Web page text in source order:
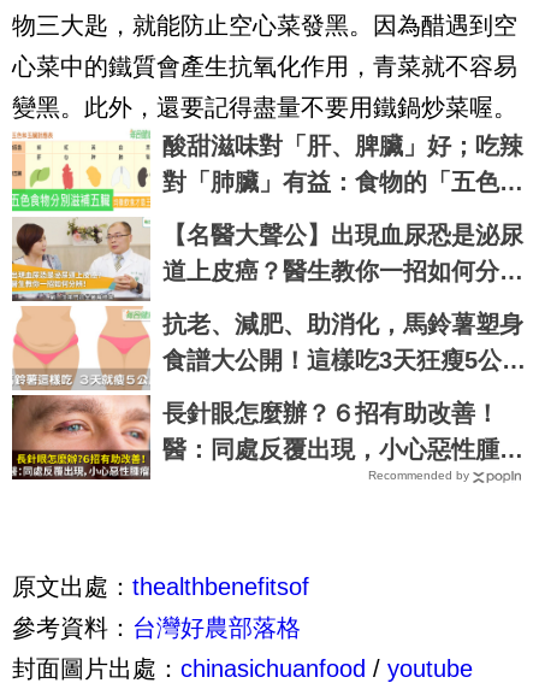
物三大匙，就能防止空心菜發黑。因為醋遇到空
心菜中的鐵質會產生抗氧化作用，青菜就不容易
變黑。此外，還要記得盡量不要用鐵鍋炒菜喔。
酸甜滋味對「肝、脾臟」好；吃辣
對「肺臟」有益：食物的「五色五
味」都要吃，缺一不可！
【名醫大聲公】出現血尿恐是泌尿
道上皮癌？醫生教你一招如何分
辨！黃冠華醫師
抗老、減肥、助消化，馬鈴薯塑身
食譜大公開！這樣吃3天狂瘦5公斤
｜每日健康 Health
長針眼怎麼辦？６招有助改善！
醫：同處反覆出現，小心惡性腫
Recommended by
原文出處： thealthbenefitsof
參考資料： 台灣好農部落格
封面圖片出處： chinasichuanfood / youtube